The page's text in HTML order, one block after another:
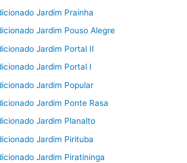
Jardim Prainha
Jardim Pouso Alegre
Jardim Portal II
Jardim Portal I
Jardim Popular
Jardim Ponte Rasa
Jardim Planalto
Jardim Pirituba
Jardim Piratininga